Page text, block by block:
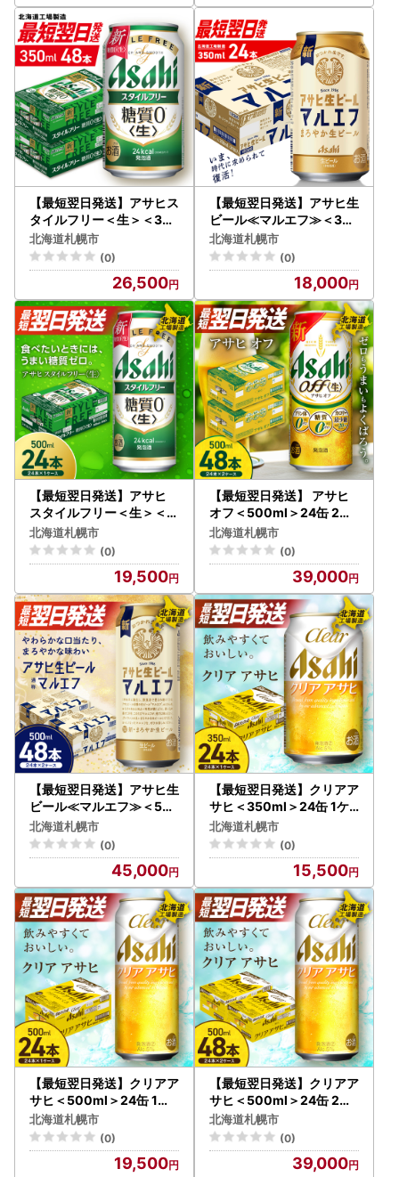
【最短翌日発送】アサヒス
タイルフリー＜生＞＜350
ml＞24缶2ケース 北海道
工場製造
北海道札幌市
(0)
26,500
【最短翌日発送】アサヒ生
ビール≪マルエフ≫＜350
ml＞24缶 1ケース 北海道
工場製造
北海道札幌市
(0)
18,000
【最短翌日発送】アサヒ
スタイルフリー＜生＞＜5
00ml＞24缶 1ケース 北海
道工場製造
北海道札幌市
(0)
19,500
【最短翌日発送】 アサヒ
オフ＜500ml＞24缶 2ケ
ース 北海道工場製造
北海道札幌市
(0)
39,000
【最短翌日発送】アサヒ生
ビール≪マルエフ≫＜50
0ml＞24缶 2ケース 北海
道工場製造
北海道札幌市
(0)
45,000
【最短翌日発送】クリアア
サヒ＜350ml＞24缶 1ケ
ース 北海道工場製造
北海道札幌市
(0)
15,500
【最短翌日発送】クリアア
サヒ＜500ml＞24缶 1ケ
ース 北海道工場製造
北海道札幌市
(0)
19,500
【最短翌日発送】クリアア
サヒ＜500ml＞24缶 2ケ
ース 北海道工場製造
北海道札幌市
(0)
39,000